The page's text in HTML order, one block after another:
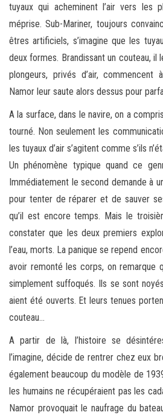
tuyaux qui acheminent l’air vers les
méprise. Sub-Mariner, toujours
êtres artificiels, s’imagine que les
deux formes. Brandissant un couteau, il
plongeurs, privés d’air, commencent
Namor leur saute alors dessus pour
A la surface, dans le navire, on a
tourné. Non seulement les
les tuyaux d’air s’agitent comme s’ils
Un phénomène typique quand ce
Immédiatement le second demande à
pour tenter de réparer et de sauver
qu’il est encore temps. Mais le
constater que les deux premiers
l’eau, morts. La panique se repend
avoir remonté les corps, on remarque
simplement suffoqués. Ils se sont
aient été ouverts. Et leurs tenues
couteau…
A partir de là, l’histoire se
l’imagine, décide de rentrer chez eux
également beaucoup du modèle de
les humains ne récupéraient pas les
Namor provoquait le naufrage du